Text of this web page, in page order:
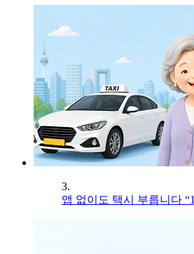
3.
앱 없이도 택시 부릅니다